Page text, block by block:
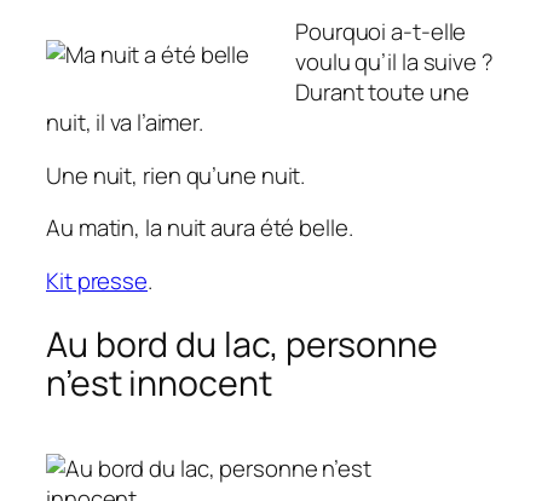
Pourquoi a-t-elle
voulu qu’il la suive ?
Durant toute une
nuit, il va l’aimer.
Une nuit, rien qu’une nuit.
Au matin, la nuit aura été belle.
Kit presse.
Au bord du lac, personne
n’est innocent